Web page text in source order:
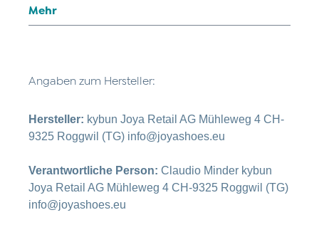
Mehr
Angaben zum Hersteller:
Hersteller: kybun Joya Retail AG Mühleweg 4 CH-
9325 Roggwil (TG) info@joyashoes.eu
Verantwortliche Person: Claudio Minder kybun
Joya Retail AG Mühleweg 4 CH-9325 Roggwil (TG)
info@joyashoes.eu